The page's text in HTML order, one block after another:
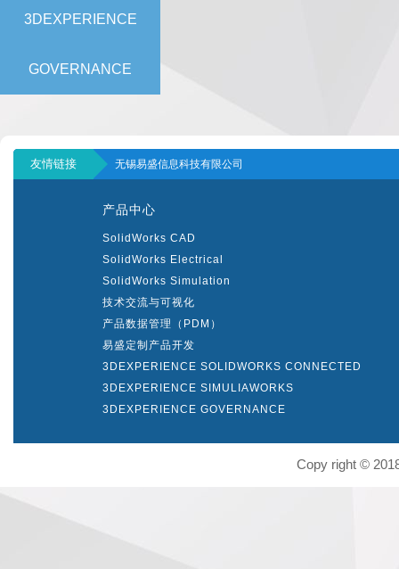
3DEXPERIENCE
GOVERNANCE
友情链接 无锡易盛信息科技有限公司
产品中心
SolidWorks CAD
SolidWorks Electrical
SolidWorks Simulation
技术交流与可视化
产品数据管理（PDM）
易盛定制产品开发
3DEXPERIENCE SOLIDWORKS CONNECTED
3DEXPERIENCE SIMULIAWORKS
3DEXPERIENCE GOVERNANCE
Copy right ©